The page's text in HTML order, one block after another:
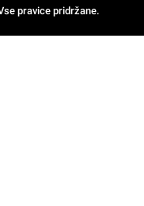
pravice pridržane.